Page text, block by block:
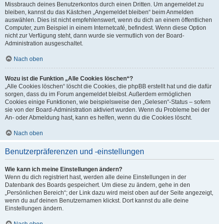
Missbrauch deines Benutzerkontos durch einen Dritten. Um angemeldet zu
bleiben, kannst du das Kästchen „Angemeldet bleiben“ beim Anmelden
auswählen. Dies ist nicht empfehlenswert, wenn du dich an einem öffentlichen
Computer, zum Beispiel in einem Internetcafé, befindest. Wenn diese Option
nicht zur Verfügung steht, dann wurde sie vermutlich von der Board-
Administration ausgeschaltet.
Nach oben
Wozu ist die Funktion „Alle Cookies löschen“?
„Alle Cookies löschen“ löscht die Cookies, die phpBB erstellt hat und die dafür
sorgen, dass du im Forum angemeldet bleibst. Außerdem ermöglichen
Cookies einige Funktionen, wie beispielsweise den „Gelesen“-Status – sofern
sie von der Board-Administration aktiviert wurden. Wenn du Probleme bei der
An- oder Abmeldung hast, kann es helfen, wenn du die Cookies löscht.
Nach oben
Benutzerpräferenzen und -einstellungen
Wie kann ich meine Einstellungen ändern?
Wenn du dich registriert hast, werden alle deine Einstellungen in der
Datenbank des Boards gespeichert. Um diese zu ändern, gehe in den
„Persönlichen Bereich“; der Link dazu wird meist oben auf der Seite angezeigt,
wenn du auf deinen Benutzernamen klickst. Dort kannst du alle deine
Einstellungen ändern.